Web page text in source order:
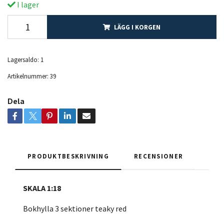
I lager
LÄGG I KORGEN
Lagersaldo: 1
Artikelnummer: 39
Dela
PRODUKTBESKRIVNING RECENSIONER
SKALA 1:18
Bokhylla 3 sektioner teaky red